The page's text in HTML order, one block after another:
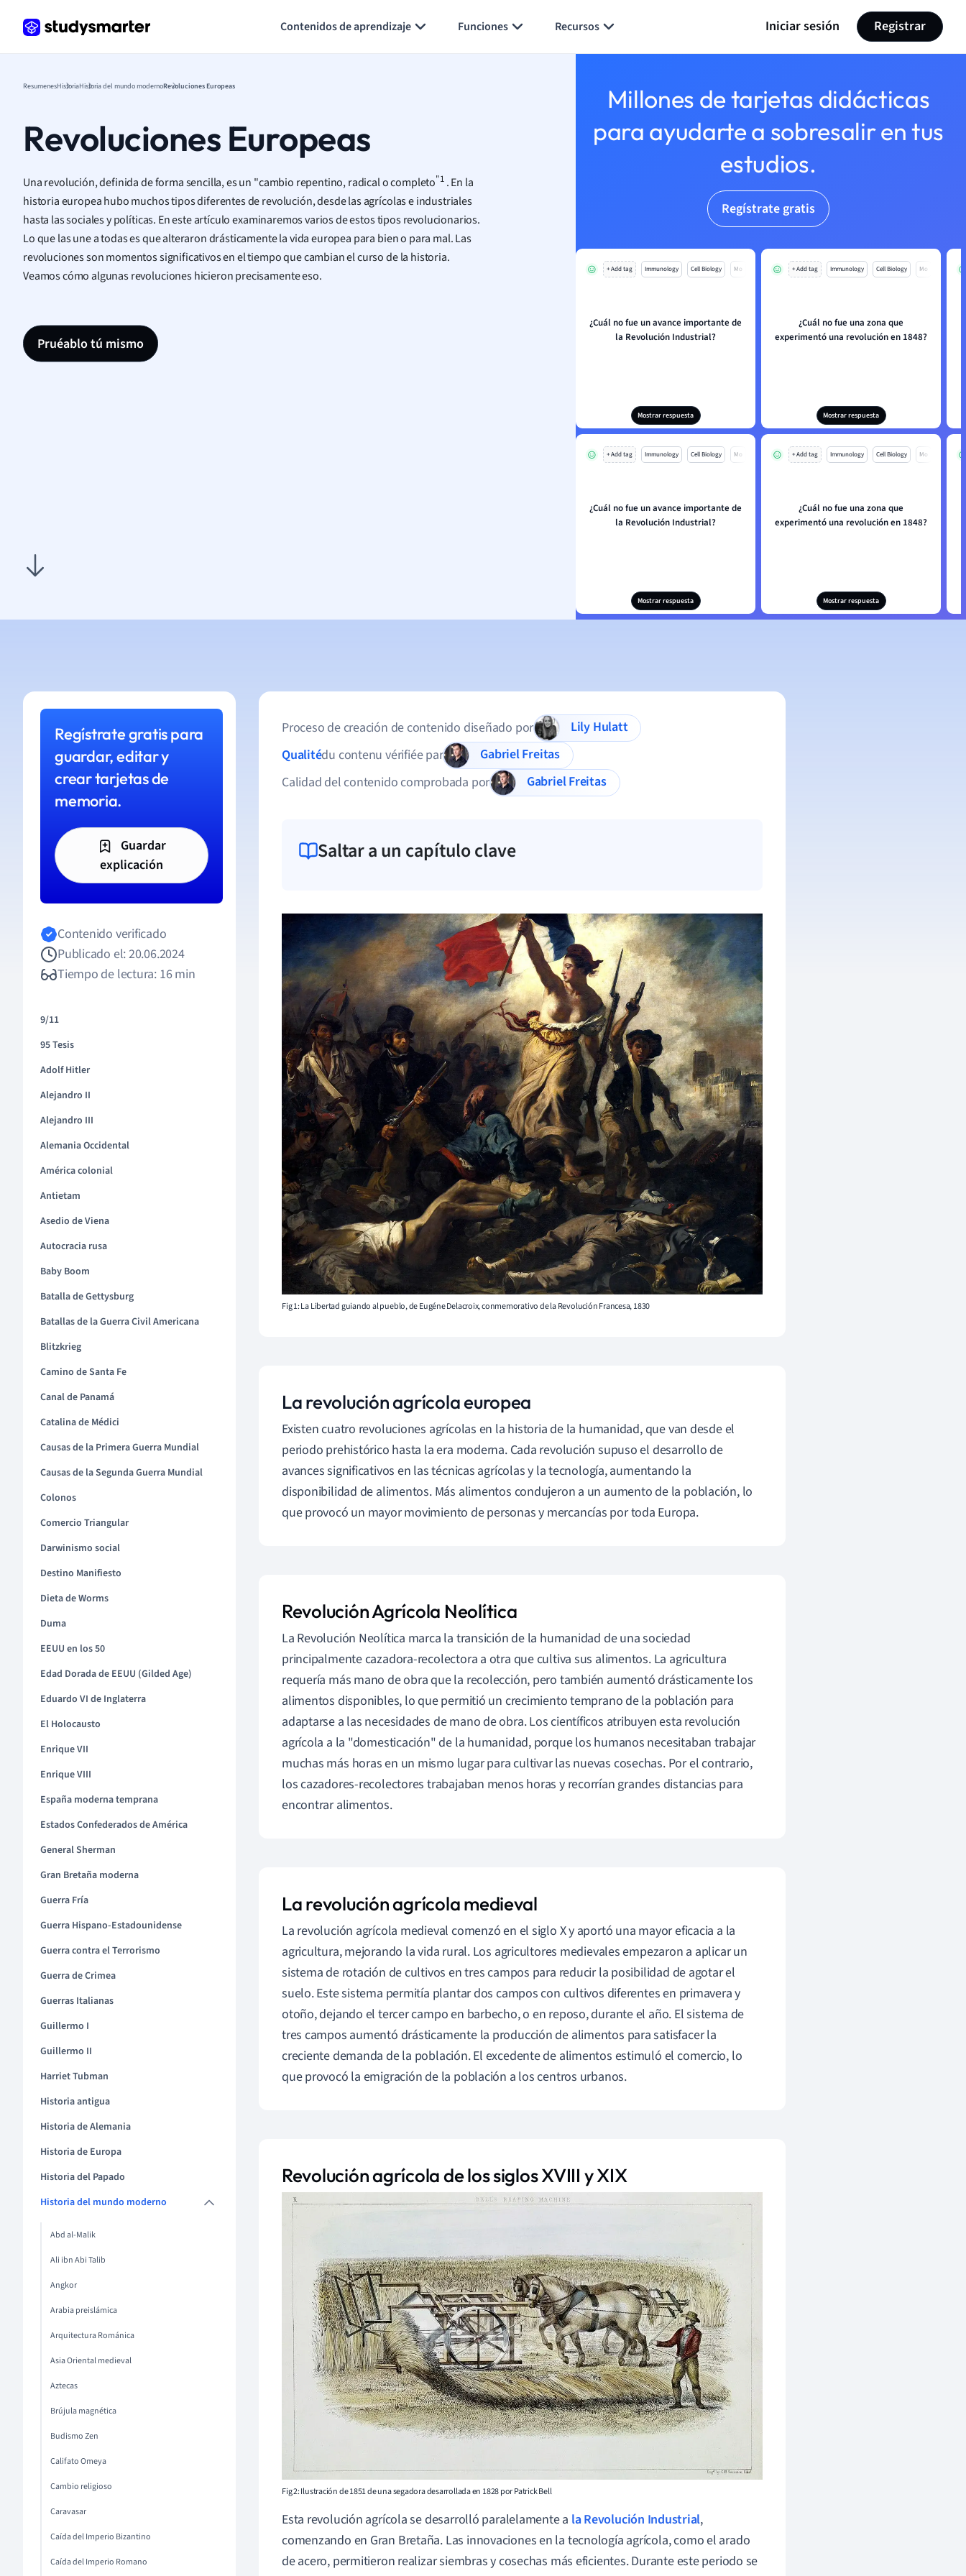
Contenidos de aprendizaje Funciones Recursos Iniciar sesión Registrar
ResumenesHistoriaHistoria del mundo modernoRevoluciones Europeas
Revoluciones Europeas
Una revolución, definida de forma sencilla, es un "cambio repentino, radical o completo"1 . En la
historia europea hubo muchos tipos diferentes de revolución, desde las agrícolas e industriales
hasta las sociales y políticas. En este artículo examinaremos varios de estos tipos revolucionarios.
Lo que las une a todas es que alteraron drásticamente la vida europea para bien o para mal. Las
revoluciones son momentos significativos en el tiempo que cambian el curso de la historia.
Veamos cómo algunas revoluciones hicieron precisamente eso.
Pruéablo tú mismo
Millones de tarjetas didácticas
para ayudarte a sobresalir en tus
estudios.
Regístrate gratis
+ Add tag Immunology Cell Biology Mo
¿Cuál no fue un avance importante de
la Revolución Industrial?
Mostrar respuesta
+ Add tag Immunology Cell Biology Mo
¿Cuál no fue una zona que
experimentó una revolución en 1848?
Mostrar respuesta
+ Add tag Immunology Cell Biology Mo
¿Cuál no fue un avance importante de
la Revolución Industrial?
Mostrar respuesta
+ Add tag Immunology Cell Biology Mo
¿Cuál no fue una zona que
experimentó una revolución en 1848?
Mostrar respuesta
Regístrate gratis para
guardar, editar y
crear tarjetas de
memoria.
Guardar
explicación
Contenido verificado
Publicado el: 20.06.2024
Tiempo de lectura: 16 min
9/11
95 Tesis
Adolf Hitler
Alejandro II
Alejandro III
Alemania Occidental
América colonial
Antietam
Asedio de Viena
Autocracia rusa
Baby Boom
Batalla de Gettysburg
Batallas de la Guerra Civil Americana
Blitzkrieg
Camino de Santa Fe
Canal de Panamá
Catalina de Médici
Causas de la Primera Guerra Mundial
Causas de la Segunda Guerra Mundial
Colonos
Comercio Triangular
Darwinismo social
Destino Manifiesto
Dieta de Worms
Duma
EEUU en los 50
Edad Dorada de EEUU (Gilded Age)
Eduardo VI de Inglaterra
El Holocausto
Enrique VII
Enrique VIII
España moderna temprana
Estados Confederados de América
General Sherman
Gran Bretaña moderna
Guerra Fría
Guerra Hispano-Estadounidense
Guerra contra el Terrorismo
Guerra de Crimea
Guerras Italianas
Guillermo I
Guillermo II
Harriet Tubman
Historia antigua
Historia de Alemania
Historia de Europa
Historia del Papado
Historia del mundo moderno
Abd al-Malik
Ali ibn Abi Talib
Angkor
Arabia preislámica
Arquitectura Románica
Asia Oriental medieval
Aztecas
Brújula magnética
Budismo Zen
Califato Omeya
Cambio religioso
Caravasar
Caída del Imperio Bizantino
Caída del Imperio Romano
Proceso de creación de contenido diseñado por
Lily Hulatt
Qualitédu contenu vérifiée par
Gabriel Freitas
Calidad del contenido comprobada por
Gabriel Freitas
Saltar a un capítulo clave
Fig 1: La Libertad guiando al pueblo, de Eugéne Delacroix, conmemorativo de la Revolución Francesa, 1830
La revolución agrícola europea
Existen cuatro revoluciones agrícolas en la historia de la humanidad, que van desde el
periodo prehistórico hasta la era moderna. Cada revolución supuso el desarrollo de
avances significativos en las técnicas agrícolas y la tecnología, aumentando la
disponibilidad de alimentos. Más alimentos condujeron a un aumento de la población, lo
que provocó un mayor movimiento de personas y mercancías por toda Europa.
Revolución Agrícola Neolítica
La Revolución Neolítica marca la transición de la humanidad de una sociedad
principalmente cazadora-recolectora a otra que cultiva sus alimentos. La agricultura
requería más mano de obra que la recolección, pero también aumentó drásticamente los
alimentos disponibles, lo que permitió un crecimiento temprano de la población para
adaptarse a las necesidades de mano de obra. Los científicos atribuyen esta revolución
agrícola a la "domesticación" de la humanidad, porque los humanos necesitaban trabajar
muchas más horas en un mismo lugar para cultivar las nuevas cosechas. Por el contrario,
los cazadores-recolectores trabajaban menos horas y recorrían grandes distancias para
encontrar alimentos.
La revolución agrícola medieval
La revolución agrícola medieval comenzó en el siglo X y aportó una mayor eficacia a la
agricultura, mejorando la vida rural. Los agricultores medievales empezaron a aplicar un
sistema de rotación de cultivos en tres campos para reducir la posibilidad de agotar el
suelo. Este sistema permitía plantar dos campos con cultivos diferentes en primavera y
otoño, dejando el tercer campo en barbecho, o en reposo, durante el año. El sistema de
tres campos aumentó drásticamente la producción de alimentos para satisfacer la
creciente demanda de la población. El excedente de alimentos estimuló el comercio, lo
que provocó la emigración de la población a los centros urbanos.
Revolución agrícola de los siglos XVIII y XIX
Fig 2: Ilustración de 1851 de una segadora desarrollada en 1828 por Patrick Bell
Esta revolución agrícola se desarrolló paralelamente a la Revolución Industrial,
comenzando en Gran Bretaña. Las innovaciones en la tecnología agrícola, como el arado
de acero, permitieron realizar siembras y cosechas más eficientes. Durante este periodo se